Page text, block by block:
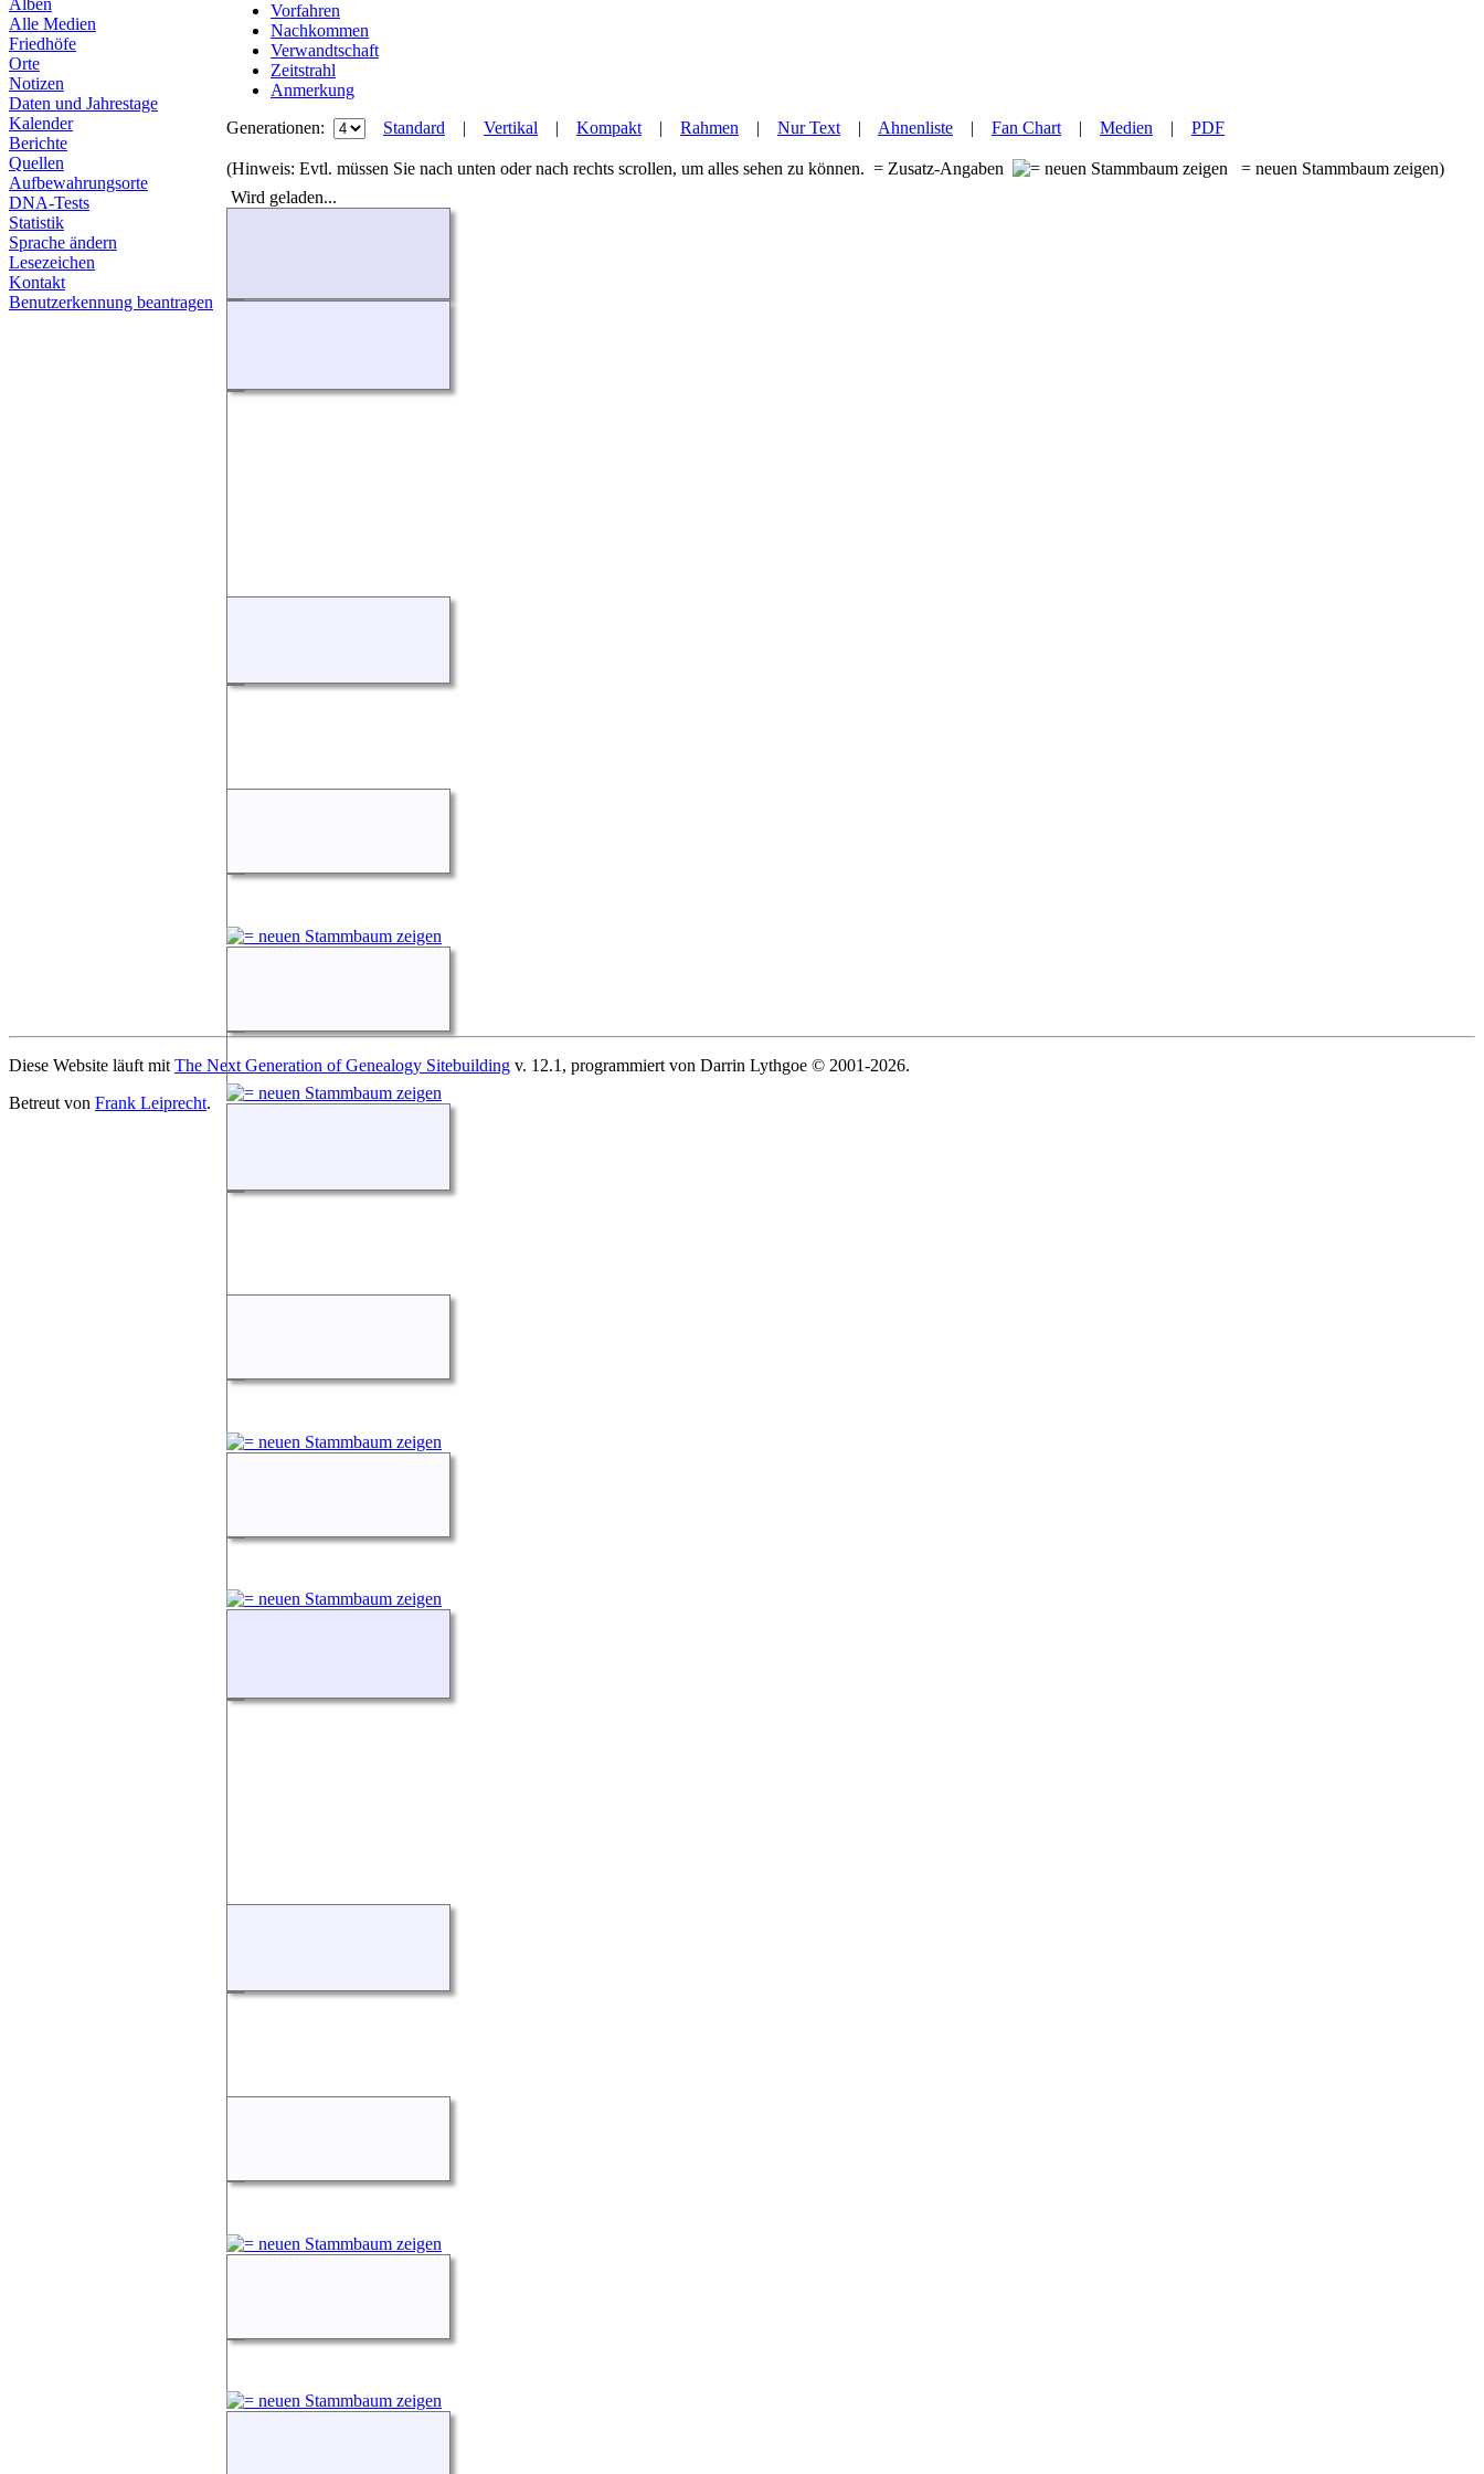
Alben
Alle Medien
Friedhöfe
Orte
Notizen
Daten und Jahrestage
Kalender
Berichte
Quellen
Aufbewahrungsorte
DNA-Tests
Statistik
Sprache ändern
Lesezeichen
Kontakt
Benutzerkennung beantragen
Vorfahren
Nachkommen
Verwandtschaft
Zeitstrahl
Anmerkung
Generationen:
Standard | Vertikal | Kompakt| Rahmen | Nur Text| Ahnenliste | Fan Chart| Medien | PDF
(Hinweis: Evtl. müssen Sie nach unten oder nach rechts scrollen, um alles sehen zu können. = Zusatz-Angaben
= neuen Stammbaum zeigen)
Wird geladen...
Diese Website läuft mit The Next Generation of Genealogy Sitebuilding v. 12.1, programmiert von Darrin Lythgoe © 2001-2026.
Betreut von Frank Leiprecht.